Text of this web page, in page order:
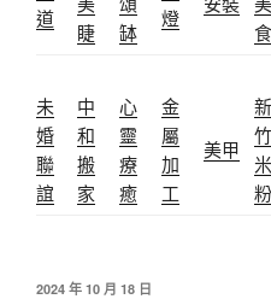
道
睫
缽
燈
食
未
婚
聯
誼
中
和
搬
家
心
靈
療
癒
金
屬
加
工
美甲
新
竹
米
粉
發
2024 年 10 月 18 日